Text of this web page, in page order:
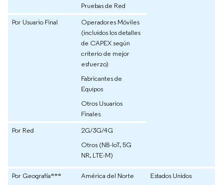
Pruebas de Red
Por Usuario Final
Operadores Móviles
(incluidos los detalles
de CAPEX según
criterio de mejor
esfuerzo)
Fabricantes de
Equipos
Otros Usuarios
Finales
Por Red
2G/3G/4G
Otros (NB-IoT, 5G
NR, LTE-M)
Por Geografía*** América del Norte
Estados Unidos